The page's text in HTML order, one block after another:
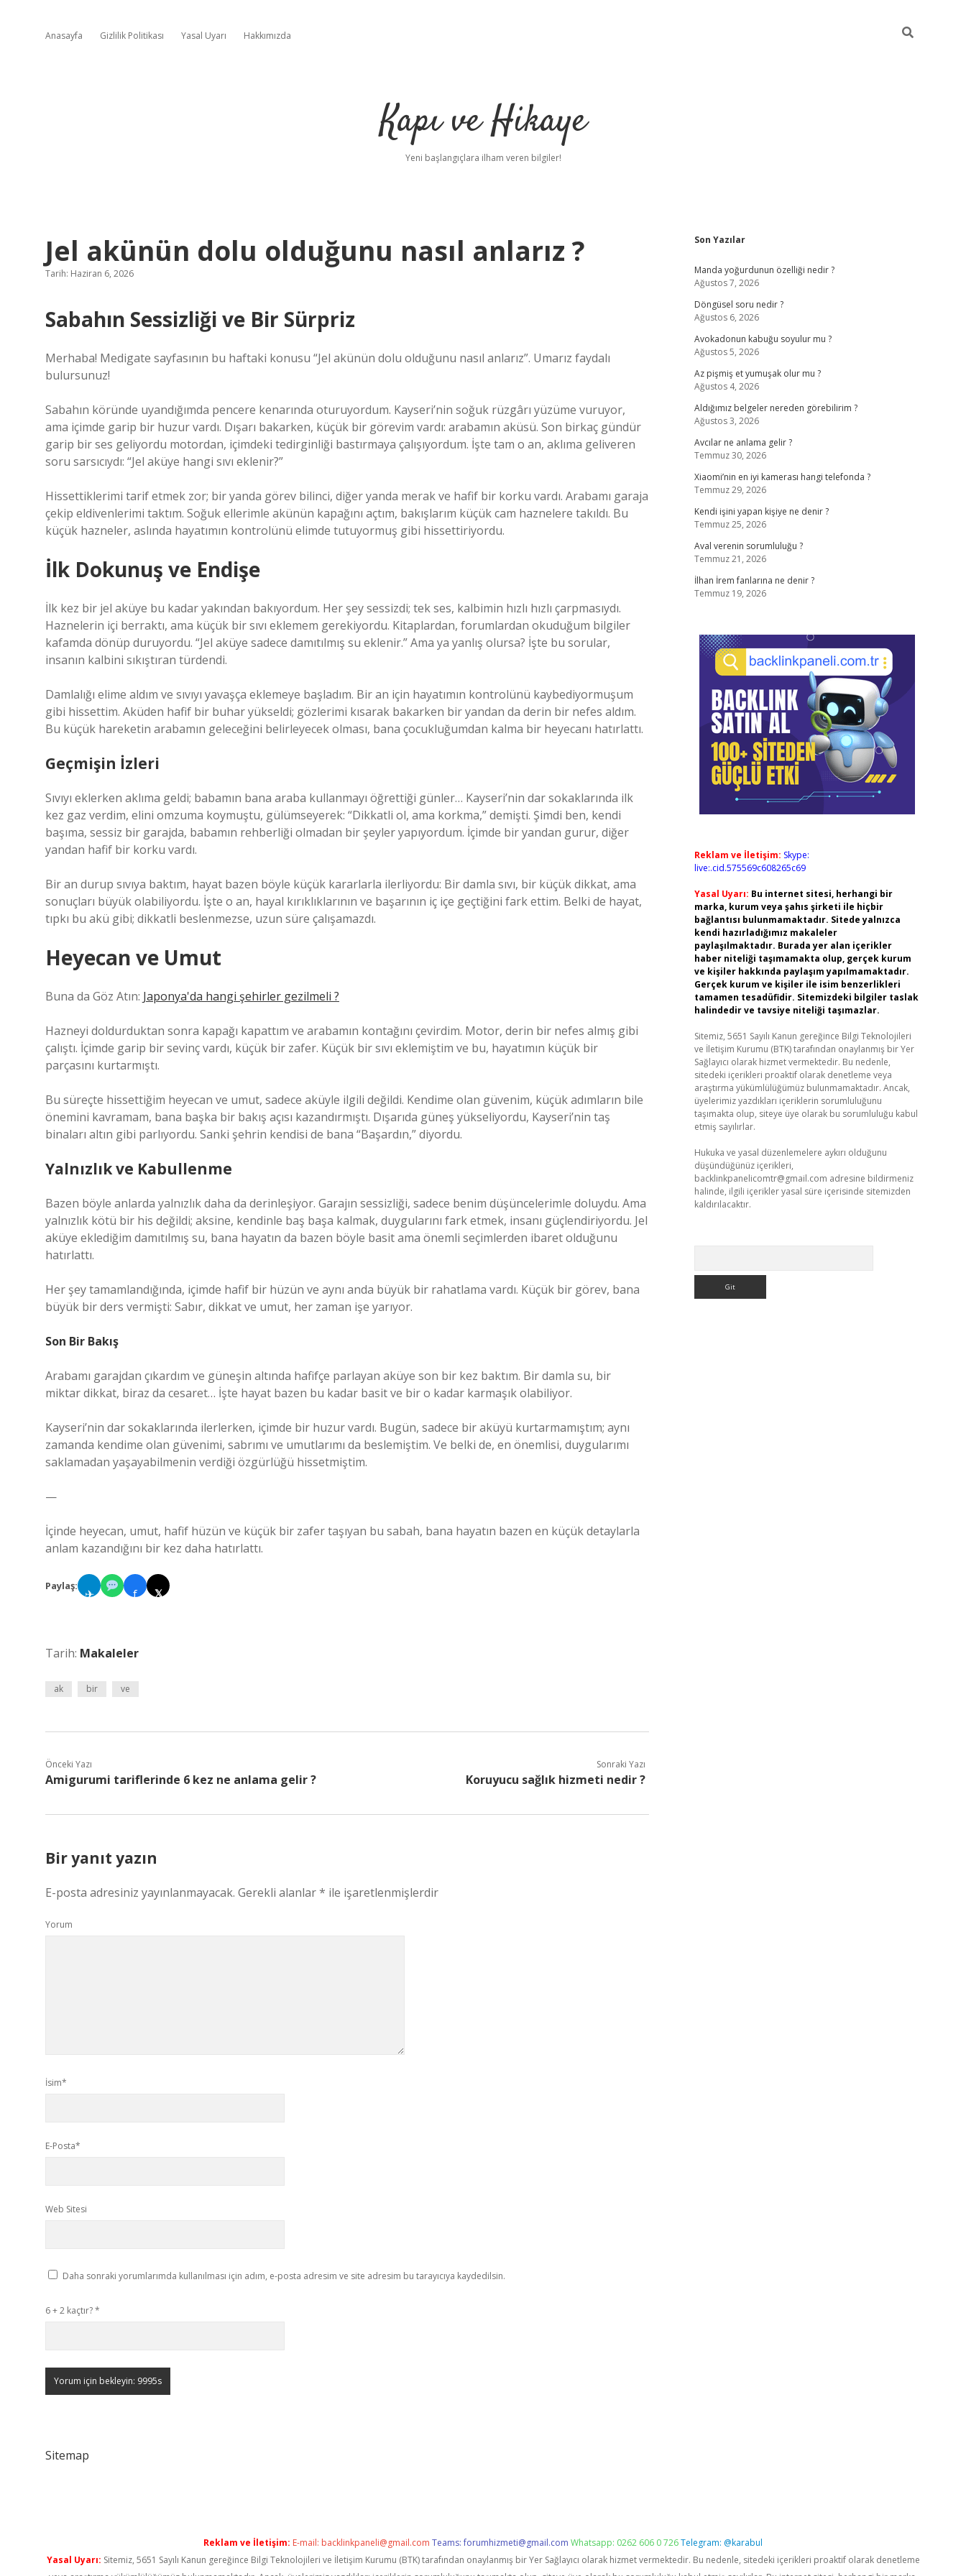
Anasayfa Gizlilik Politikası Yasal Uyarı Hakkımızda
Kapı ve Hikaye
Yeni başlangıçlara ilham veren bilgiler!
Jel akünün dolu olduğunu nasıl anlarız ?
Tarih: Haziran 6, 2026
Sabahın Sessizliği ve Bir Sürpriz
Merhaba! Medigate sayfasının bu haftaki konusu “Jel akünün dolu olduğunu nasıl anlarız”. Umarız faydalı
bulursunuz!
Sabahın köründe uyandığımda pencere kenarında oturuyordum. Kayseri’nin soğuk rüzgârı yüzüme vuruyor,
ama içimde garip bir huzur vardı. Dışarı bakarken, küçük bir görevim vardı: arabamın aküsü. Son birkaç gündür
garip bir ses geliyordu motordan, içimdeki tedirginliği bastırmaya çalışıyordum. İşte tam o an, aklıma geliveren
soru sarsıcıydı: “Jel aküye hangi sıvı eklenir?”
Hissettiklerimi tarif etmek zor; bir yanda görev bilinci, diğer yanda merak ve hafif bir korku vardı. Arabamı garaja
çekip eldivenlerimi taktım. Soğuk ellerimle akünün kapağını açtım, bakışlarım küçük cam haznelere takıldı. Bu
küçük hazneler, aslında hayatımın kontrolünü elimde tutuyormuş gibi hissettiriyordu.
İlk Dokunuş ve Endişe
İlk kez bir jel aküye bu kadar yakından bakıyordum. Her şey sessizdi; tek ses, kalbimin hızlı hızlı çarpmasıydı.
Haznelerin içi berraktı, ama küçük bir sıvı eklemem gerekiyordu. Kitaplardan, forumlardan okuduğum bilgiler
kafamda dönüp duruyordu. “Jel aküye sadece damıtılmış su eklenir.” Ama ya yanlış olursa? İşte bu sorular,
insanın kalbini sıkıştıran türdendi.
Damlalığı elime aldım ve sıvıyı yavaşça eklemeye başladım. Bir an için hayatımın kontrolünü kaybediyormuşum
gibi hissettim. Aküden hafif bir buhar yükseldi; gözlerimi kısarak bakarken bir yandan da derin bir nefes aldım.
Bu küçük hareketin arabamın geleceğini belirleyecek olması, bana çocukluğumdan kalma bir heyecanı hatırlattı.
Geçmişin İzleri
Sıvıyı eklerken aklıma geldi; babamın bana araba kullanmayı öğrettiği günler… Kayseri’nin dar sokaklarında ilk
kez gaz verdim, elini omzuma koymuştu, gülümseyerek: “Dikkatli ol, ama korkma,” demişti. Şimdi ben, kendi
başıma, sessiz bir garajda, babamın rehberliği olmadan bir şeyler yapıyordum. İçimde bir yandan gurur, diğer
yandan hafif bir korku vardı.
Bir an durup sıvıya baktım, hayat bazen böyle küçük kararlarla ilerliyordu: Bir damla sıvı, bir küçük dikkat, ama
sonuçları büyük olabiliyordu. İşte o an, hayal kırıklıklarının ve başarının iç içe geçtiğini fark ettim. Belki de hayat,
tıpkı bu akü gibi; dikkatli beslenmezse, uzun süre çalışamazdı.
Heyecan ve Umut
Buna da Göz Atın: Japonya'da hangi şehirler gezilmeli ?
Hazneyi doldurduktan sonra kapağı kapattım ve arabamın kontağını çevirdim. Motor, derin bir nefes almış gibi
çalıştı. İçimde garip bir sevinç vardı, küçük bir zafer. Küçük bir sıvı eklemiştim ve bu, hayatımın küçük bir
parçasını kurtarmıştı.
Bu süreçte hissettiğim heyecan ve umut, sadece aküyle ilgili değildi. Kendime olan güvenim, küçük adımların bile
önemini kavramam, bana başka bir bakış açısı kazandırmıştı. Dışarıda güneş yükseliyordu, Kayseri’nin taş
binaları altın gibi parlıyordu. Sanki şehrin kendisi de bana “Başardın,” diyordu.
Yalnızlık ve Kabullenme
Bazen böyle anlarda yalnızlık daha da derinleşiyor. Garajın sessizliği, sadece benim düşüncelerimle doluydu. Ama
yalnızlık kötü bir his değildi; aksine, kendinle baş başa kalmak, duygularını fark etmek, insanı güçlendiriyordu. Jel
aküye eklediğim damıtılmış su, bana hayatın da bazen böyle basit ama önemli seçimlerden ibaret olduğunu
hatırlattı.
Her şey tamamlandığında, içimde hafif bir hüzün ve aynı anda büyük bir rahatlama vardı. Küçük bir görev, bana
büyük bir ders vermişti: Sabır, dikkat ve umut, her zaman işe yarıyor.
Son Bir Bakış
Arabamı garajdan çıkardım ve güneşin altında hafifçe parlayan aküye son bir kez baktım. Bir damla su, bir
miktar dikkat, biraz da cesaret… İşte hayat bazen bu kadar basit ve bir o kadar karmaşık olabiliyor.
Kayseri’nin dar sokaklarında ilerlerken, içimde bir huzur vardı. Bugün, sadece bir aküyü kurtarmamıştım; aynı
zamanda kendime olan güvenimi, sabrımı ve umutlarımı da beslemiştim. Ve belki de, en önemlisi, duygularımı
saklamadan yaşayabilmenin verdiği özgürlüğü hissetmiştim.
—
İçinde heyecan, umut, hafif hüzün ve küçük bir zafer taşıyan bu sabah, bana hayatın bazen en küçük detaylarla
anlam kazandığını bir kez daha hatırlattı.
Paylaş:
✈ f 𝕏
Tarih: Makaleler
ak bir ve
Önceki Yazı
Amigurumi tariflerinde 6 kez ne anlama gelir ?
Sonraki Yazı
Koruyucu sağlık hizmeti nedir ?
Bir yanıt yazın
E-posta adresiniz yayınlanmayacak. Gerekli alanlar* ile işaretlenmişlerdir
Yorum
İsim*
E-Posta*
Web Sitesi
Daha sonraki yorumlarımda kullanılması için adım, e-posta adresim ve site adresim bu tarayıcıya kaydedilsin.
6 + 2 kaçtır?*
Sitemap
Sidebar
Son Yazılar
Manda yoğurdunun özelliği nedir ?
Ağustos 7, 2026
Döngüsel soru nedir ?
Ağustos 6, 2026
Avokadonun kabuğu soyulur mu ?
Ağustos 5, 2026
Az pişmiş et yumuşak olur mu ?
Ağustos 4, 2026
Aldığımız belgeler nereden görebilirim ?
Ağustos 3, 2026
Avcılar ne anlama gelir ?
Temmuz 30, 2026
Xiaomi’nin en iyi kamerası hangi telefonda ?
Temmuz 29, 2026
Kendi işini yapan kişiye ne denir ?
Temmuz 25, 2026
Aval verenin sorumluluğu ?
Temmuz 21, 2026
İlhan İrem fanlarına ne denir ?
Temmuz 19, 2026
Reklam ve İletişim: Skype:
live:.cid.575569c608265c69
Yasal Uyarı: Bu internet sitesi, herhangi bir
marka, kurum veya şahıs şirketi ile hiçbir
bağlantısı bulunmamaktadır. Sitede yalnızca
kendi hazırladığımız makaleler
paylaşılmaktadır. Burada yer alan içerikler
haber niteliği taşımamakta olup, gerçek kurum
ve kişiler hakkında paylaşım yapılmamaktadır.
Gerçek kurum ve kişiler ile isim benzerlikleri
tamamen tesadüfidir. Sitemizdeki bilgiler taslak
halindedir ve tavsiye niteliği taşımazlar.
Sitemiz, 5651 Sayılı Kanun gereğince Bilgi Teknolojileri
ve İletişim Kurumu (BTK) tarafından onaylanmış bir Yer
Sağlayıcı olarak hizmet vermektedir. Bu nedenle,
sitedeki içerikleri proaktif olarak denetleme veya
araştırma yükümlülüğümüz bulunmamaktadır. Ancak,
üyelerimiz yazdıkları içeriklerin sorumluluğunu
taşımakta olup, siteye üye olarak bu sorumluluğu kabul
etmiş sayılırlar.
Hukuka ve yasal düzenlemelere aykırı olduğunu
düşündüğünüz içerikleri,
backlinkpanelicomtr@gmail.com adresine bildirmeniz
halinde, ilgili içerikler yasal süre içerisinde sitemizden
kaldırılacaktır.
elexbet yeni giriş adresi
Reklam ve İletişim: E-mail: backlinkpaneli@gmail.com Teams:forumhizmeti@gmail.com Whatsapp: 0262 606 0 726Telegram: @karabul
Yasal Uyarı: Sitemiz, 5651 Sayılı Kanun gereğince Bilgi Teknolojileri ve İletişim Kurumu (BTK) tarafından onaylanmış bir Yer Sağlayıcı olarak hizmet vermektedir. Bu nedenle, sitedeki içerikleri proaktif olarak denetleme